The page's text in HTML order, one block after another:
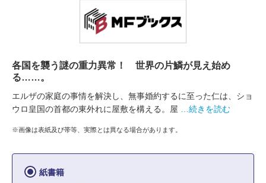
各国を襲う謎の重力異常！ 世界の片鱗が見え始め
る……。
エルザの家庭の事情を解決し、無事婚約するに至った仁は、ショ
ウロ皇国の首都の東外れに屋敷を構える。屋
…続きを読む
※画像は表紙及び帯等、実際とは異なる場合があります。
紙書籍